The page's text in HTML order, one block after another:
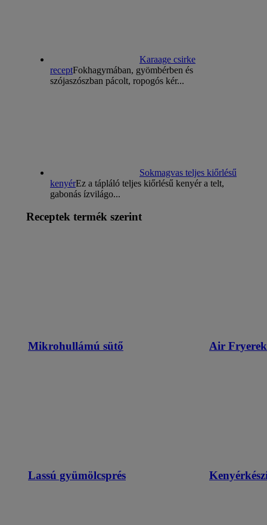
Karaage csirke
receptFokhagymában, gyömbérben és
szójaszószban pácolt, ropogós kér...
Sokmagvas teljes kiőrlésű
kenyérEz a tápláló teljes kiőrlésű kenyér a telt,
gabonás ízvilágo...
Receptek termék szerint
Mikrohullámú sütő Air Fryerek
Lassú gyümölcsprés